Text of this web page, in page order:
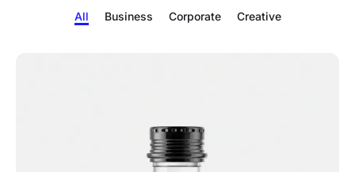
All Business Corporate Creative